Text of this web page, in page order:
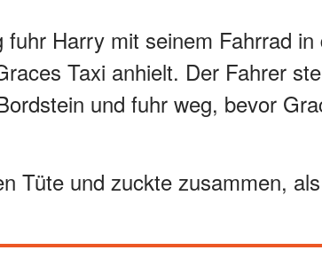
Harry mit seinem Fahrrad
Taxi anhielt. Der Fahrer
und fuhr weg, bevor
Tüte und zuckte zusammen,